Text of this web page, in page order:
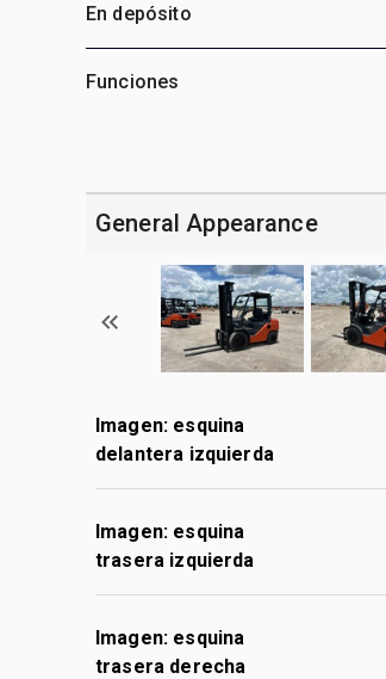
En depósito
Funciones
General Appearance
Imagen: esquina
delantera izquierda
Imagen: esquina
trasera izquierda
Imagen: esquina
trasera derecha